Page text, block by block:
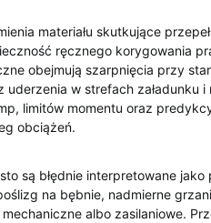
materiału skutkujące
ręcznego korygowania
obejmują szarpnięcia przy
w strefach załadunku i
limitów momentu oraz
obciążeń.
są błędnie interpretowane jako
na bębnie, nadmierne
albo zasilaniowe.